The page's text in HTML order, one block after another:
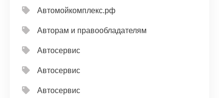
Автомойкомплекс.рф
Авторам и правообладателям
Автосервис
Автосервис
Автосервис